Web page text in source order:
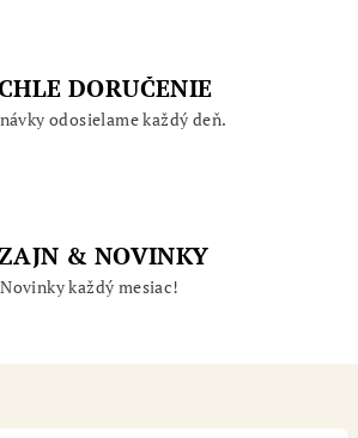
DORUČENIE
odosielame každý deň.
& NOVINKY
Novinky každý mesiac!